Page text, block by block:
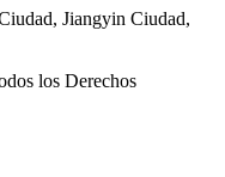
Jiangyin Ciudad,
los Derechos